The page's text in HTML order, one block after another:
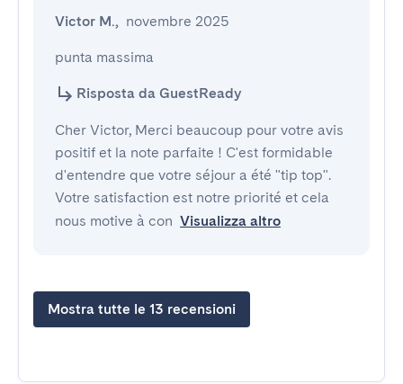
Victor M., novembre 2025
punta massima
Risposta da GuestReady
Cher Victor, Merci beaucoup pour votre avis
positif et la note parfaite ! C'est formidable
d'entendre que votre séjour a été "tip top".
Votre satisfaction est notre priorité et cela
nous motive à con Visualizza altro
Mostra tutte le 13 recensioni